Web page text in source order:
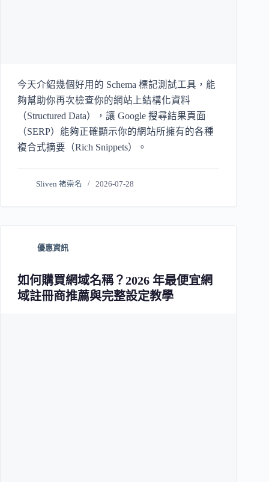
今天介紹幾個好用的 Schema 標記測試工具，能
夠幫助你再次檢查你的網站上結構化資料
（Structured Data），讓 Google 搜尋結果頁面
（SERP）能夠正確顯示你的網站所擁有的各種
複合式摘要（Rich Snippets）。
Sliven 褚崇名 2026-07-28
優惠資訊
如何購買網域名稱？2026 年最便宜網
域註冊商推薦與完整設定教學